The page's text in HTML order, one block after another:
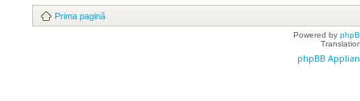
Prima pagină
Powered by
phpBB